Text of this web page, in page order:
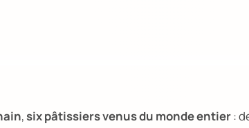
,six pâtissiers venus du monde entier: